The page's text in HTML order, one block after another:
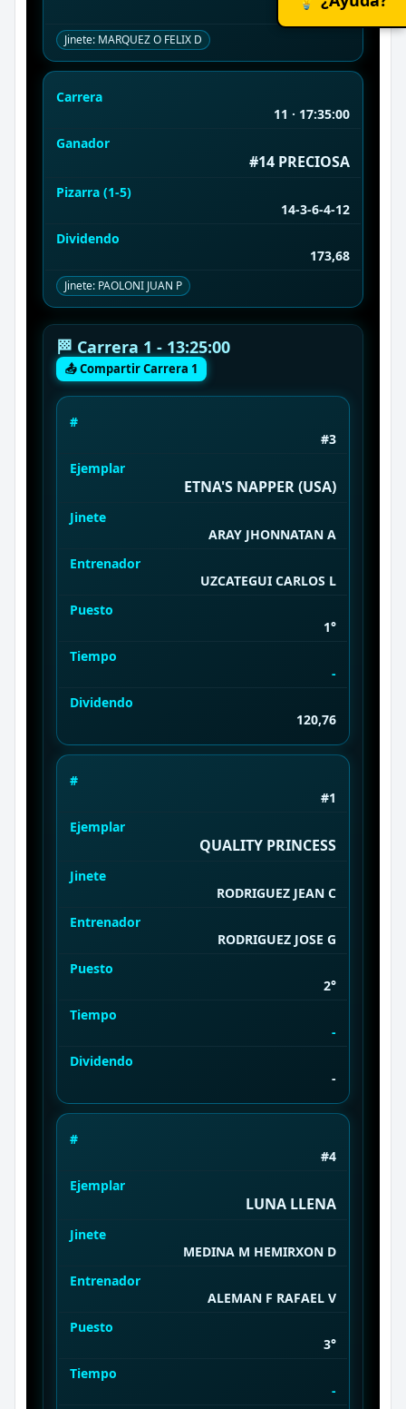
1.743,51
Jinete: MARQUEZ O FELIX D
Carrera
11 · 17:35:00
Ganador
#14 PRECIOSA
Pizarra (1-5)
14-3-6-4-12
Dividendo
173,68
Jinete: PAOLONI JUAN P
🏁 Carrera 1 - 13:25:00
📤 Compartir Carrera 1
#
#3
Ejemplar
ETNA'S NAPPER (USA)
Jinete
ARAY JHONΝΑΤΑΝ Α
Entrenador
UZCATEGUI CARLOS L
Puesto
1°
Tiempo
-
Dividendo
120,76
#
#1
Ejemplar
QUALITY PRINCESS
Jinete
RODRIGUEZ JEAN C
Entrenador
RODRIGUEZ JOSE G
Puesto
2°
Tiempo
-
Dividendo
-
#
#4
Ejemplar
LUNA LLENA
Jinete
MEDINA M HEMIRXON D
Entrenador
ALEMAN F RAFAEL V
Puesto
3°
Tiempo
-